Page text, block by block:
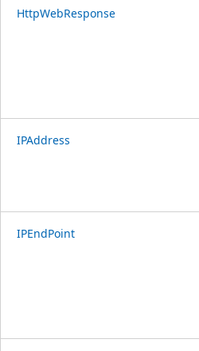
HttpWebResponse
IPAddress
IPEndPoint